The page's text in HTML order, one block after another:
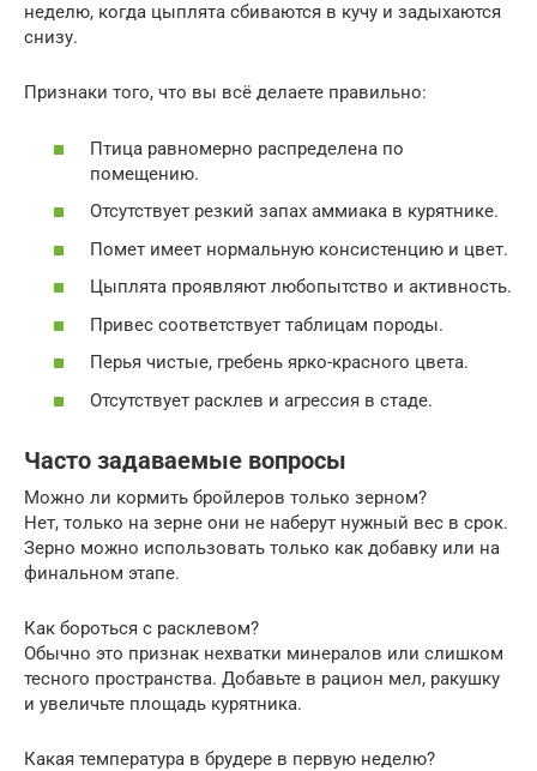
неделю, когда цыплята сбиваются в кучу и задыхаются
снизу.
Признаки того, что вы всё делаете правильно:
Птица равномерно распределена по
помещению.
Отсутствует резкий запах аммиака в курятнике.
Помет имеет нормальную консистенцию и цвет.
Цыплята проявляют любопытство и активность.
Привес соответствует таблицам породы.
Перья чистые, гребень ярко-красного цвета.
Отсутствует расклев и агрессия в стаде.
Часто задаваемые вопросы
Можно ли кормить бройлеров только зерном?
Нет, только на зерне они не наберут нужный вес в срок.
Зерно можно использовать только как добавку или на
финальном этапе.
Как бороться с расклевом?
Обычно это признак нехватки минералов или слишком
тесного пространства. Добавьте в рацион мел, ракушку
и увеличьте площадь курятника.
Какая температура в брудере в первую неделю?